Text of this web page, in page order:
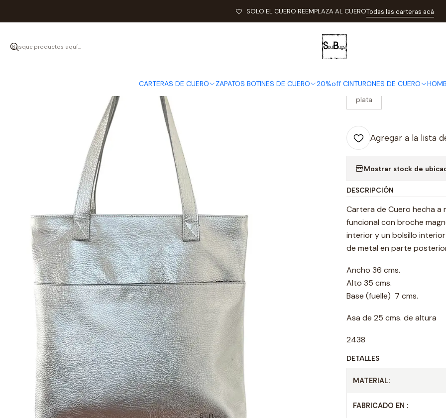
CARTERAS DE CUERO ZAPATOS BOTINES DE CUERO 20%off CINTURONES DE CUERO
SOLO EL CUERO REEMPLAZA AL CUEROTodas las carteras acá
CARTERAS DE CUERO SOULBAGS 2026 Cuero Plata y Dorado Cartera de
|
Cartera de
COLOR
plata
Agregar a la lista
Mostrar stock de
DESCRIPCIÓN
Cartera de Cuero hecha a
funcional con broche
interior y un bolsillo
de metal en parte
Ancho 36 cms.
Alto 35 cms.
Base (fuelle) 7 cms.
Asa de 25 cms. de altura
2438
DETALLES
MATERIAL:
FABRICADO EN :